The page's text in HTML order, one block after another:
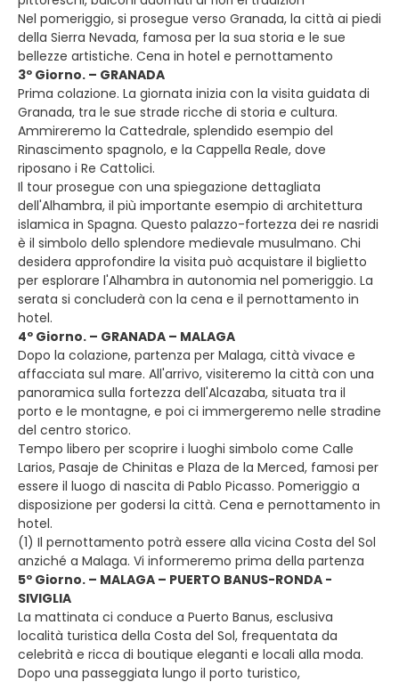
Nel pomeriggio, si prosegue verso Granada, la città ai piedi
della Sierra Nevada, famosa per la sua storia e le sue
bellezze artistiche. Cena in hotel e pernottamento
3º Giorno. – GRANADA
Prima colazione. La giornata inizia con la visita guidata di
Granada, tra le sue strade ricche di storia e cultura.
Ammireremo la Cattedrale, splendido esempio del
Rinascimento spagnolo, e la Cappella Reale, dove
riposano i Re Cattolici.
Il tour prosegue con una spiegazione dettagliata
dell'Alhambra, il più importante esempio di architettura
islamica in Spagna. Questo palazzo-fortezza dei re nasridi
è il simbolo dello splendore medievale musulmano. Chi
desidera approfondire la visita può acquistare il biglietto
per esplorare l'Alhambra in autonomia nel pomeriggio. La
serata si concluderà con la cena e il pernottamento in
hotel.
4º Giorno. – GRANADA – MALAGA
Dopo la colazione, partenza per Malaga, città vivace e
affacciata sul mare. All'arrivo, visiteremo la città con una
panoramica sulla fortezza dell'Alcazaba, situata tra il
porto e le montagne, e poi ci immergeremo nelle stradine
del centro storico.
Tempo libero per scoprire i luoghi simbolo come Calle
Larios, Pasaje de Chinitas e Plaza de la Merced, famosi per
essere il luogo di nascita di Pablo Picasso. Pomeriggio a
disposizione per godersi la città. Cena e pernottamento in
hotel.
(1) Il pernottamento potrà essere alla vicina Costa del Sol
anziché a Malaga. Vi informeremo prima della partenza
5º Giorno. – MALAGA – PUERTO BANUS-RONDA -
SIVIGLIA
La mattinata ci conduce a Puerto Banus, esclusiva
località turistica della Costa del Sol, frequentata da
celebrità e ricca di boutique eleganti e locali alla moda.
Dopo una passeggiata lungo il porto turistico,